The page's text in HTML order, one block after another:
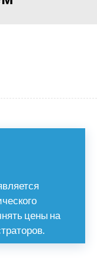
цены на